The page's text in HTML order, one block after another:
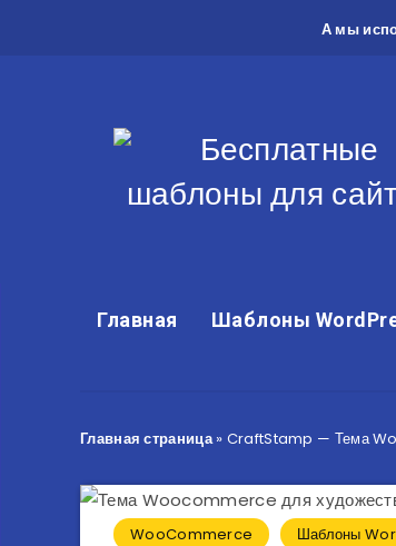
А мы
Главная Шаблоны
Главная страница» CraftStamp — Тема
WooCommerce Шаблоны